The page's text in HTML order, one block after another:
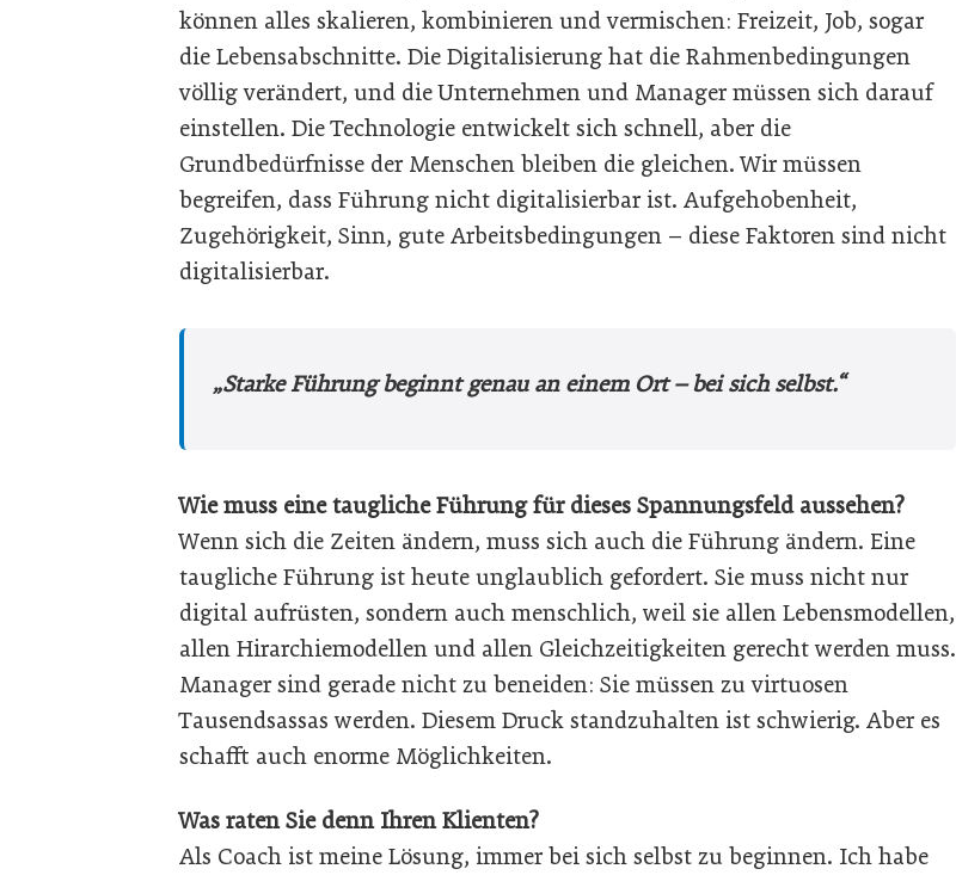
können alles skalieren, kombinieren und vermischen: Freizeit, Job, sogar
die Lebensabschnitte. Die Digitalisierung hat die Rahmenbedingungen
völlig verändert, und die Unternehmen und Manager müssen sich darauf
einstellen. Die Technologie entwickelt sich schnell, aber die
Grundbedürfnisse der Menschen bleiben die gleichen. Wir müssen
begreifen, dass Führung nicht digitalisierbar ist. Aufgehobenheit,
Zugehörigkeit, Sinn, gute Arbeitsbedingungen – diese Faktoren sind nicht
digitalisierbar.
„Starke Führung beginnt genau an einem Ort – bei sich selbst.“​
Wie muss eine taugliche Führung für dieses Spannungsfeld aussehen?
Wenn sich die Zeiten ändern, muss sich auch die Führung ändern. Eine
taugliche Führung ist heute unglaublich gefordert. Sie muss nicht nur
digital aufrüsten, sondern auch menschlich, weil sie allen Lebensmodellen,
allen Hirarchiemodellen und allen Gleichzeitigkeiten gerecht werden muss.
Manager sind gerade nicht zu beneiden: Sie müssen zu virtuosen
Tausendsassas werden. Diesem Druck standzuhalten ist schwierig. Aber es
schafft auch enorme Möglichkeiten.
Was raten Sie denn Ihren Klienten?
Als Coach ist meine Lösung, immer bei sich selbst zu beginnen. Ich habe